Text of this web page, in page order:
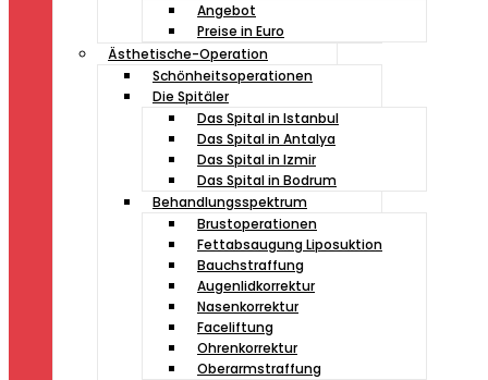
Angebot
Preise in Euro
Ästhetische-Operation
Schönheitsoperationen
Die Spitäler
Das Spital in Istanbul
Das Spital in Antalya
Das Spital in Izmir
Das Spital in Bodrum
Behandlungsspektrum
Brustoperationen
Fettabsaugung Liposuktion
Bauchstraffung
Augenlidkorrektur
Nasenkorrektur
Faceliftung
Ohrenkorrektur
Oberarmstraffung